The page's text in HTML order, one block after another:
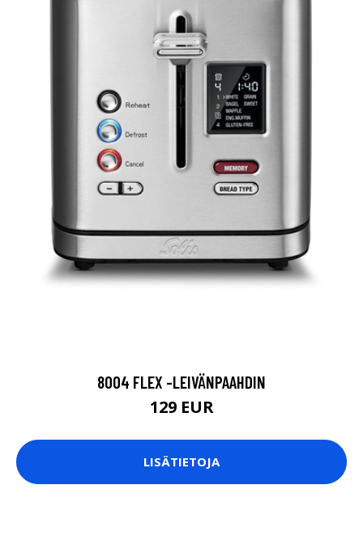
8004 FLEX -LEIVÄNPAAHDIN
129 EUR
LISÄTIETOJA